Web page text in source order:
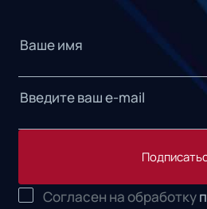
Согласен на обработку